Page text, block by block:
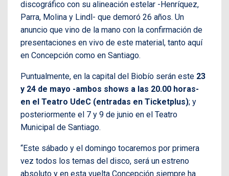
discográfico con su alineación estelar -Henríquez,
Parra, Molina y Lindl- que demoró 26 años. Un
anuncio que vino de la mano con la confirmación de
presentaciones en vivo de este material, tanto aquí
en Concepción como en Santiago.
Puntualmente, en la capital del Biobío serán este 23
y 24 de mayo -ambos shows a las 20.00 horas-
en el Teatro UdeC (entradas en Ticketplus); y
posteriormente el 7 y 9 de junio en el Teatro
Municipal de Santiago.
“Este sábado y el domingo tocaremos por primera
vez todos los temas del disco, será un estreno
absoluto y en esta vuelta Concepción siempre ha